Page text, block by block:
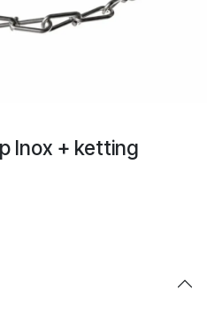
Inox + ketting